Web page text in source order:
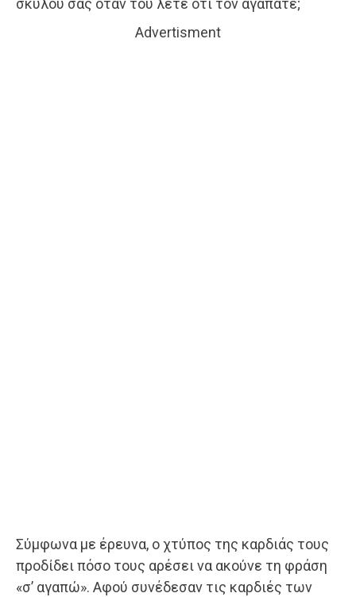
σκύλου σας όταν του λέτε ότι τον αγαπάτε;
Advertisment
Σύμφωνα με έρευνα, ο χτύπος της καρδιάς τους
προδίδει πόσο τους αρέσει να ακούνε τη φράση
«σ’ αγαπώ». Αφού συνέδεσαν τις καρδιές των